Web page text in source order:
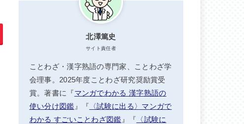
北澤篤史
サイト責任者
ことわざ・漢字熟語の専門家、ことわざ学
会理事。2025年度ことわざ研究奨励賞受
賞。著書に『マンガでわかる 漢字熟語の
使い分け図鑑 』『 〈試験に出る〉マンガで
わかる すごいことわざ図鑑 』『 〈試験に